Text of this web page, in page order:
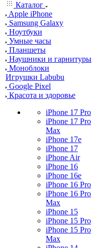
Каталог
Apple iPhone
Samsung Galaxy
Ноутбуки
Умные часы
Планшеты
Наушники и гарнитуры
Моноблоки
Игрушки Labubu
Google Pixel
Красота и здоровье
iPhone 17 Pro
iPhone 17 Pro
Max
iPhone 17e
iPhone 17
iPhone Air
iPhone 16
iPhone 16e
iPhone 16 Pro
iPhone 16 Pro
Max
iPhone 15
iPhone 15 Pro
iPhone 15 Pro
Max